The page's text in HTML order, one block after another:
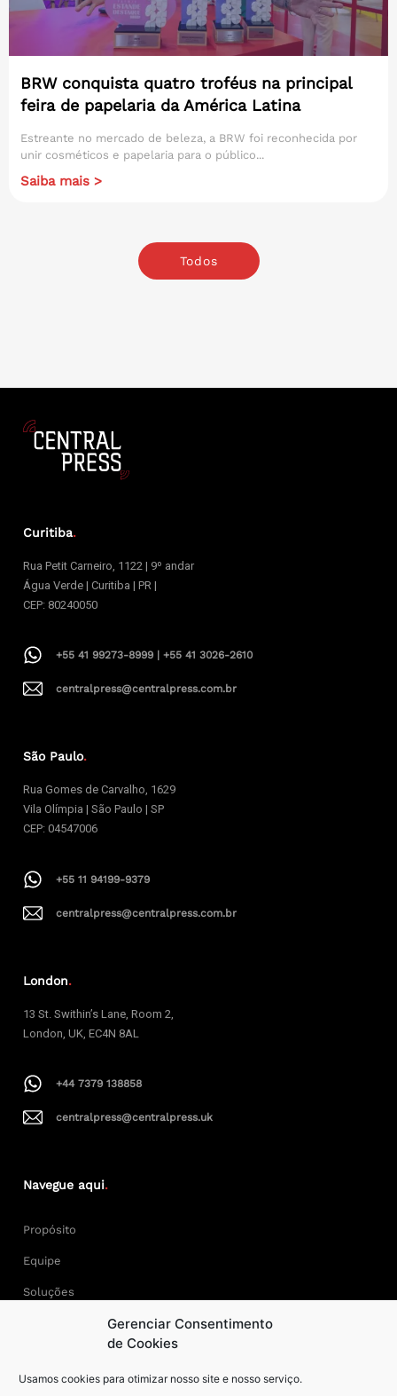
Gerenciar Consentimento
de Cookies
Usamos cookies para otimizar nosso site e nosso serviço.
BRW conquista quatro troféus na principal
feira de papelaria da América Latina
Estreante no mercado de beleza, a BRW foi reconhecida por
unir cosméticos e papelaria para o público...
Saiba mais >
Todos
Curitiba.
Rua Petit Carneiro, 1122 | 9º andar
Água Verde | Curitiba | PR |
CEP: 80240050
+55 41 99273-8999 | +55 41 3026-2610
centralpress@centralpress.com.br
São Paulo.
Rua Gomes de Carvalho, 1629
Vila Olímpia | São Paulo | SP
CEP: 04547006
+55 11 94199-9379
centralpress@centralpress.com.br
London.
13 St. Swithin’s Lane, Room 2,
London, UK, EC4N 8AL
+44 7379 138858
centralpress@centralpress.uk
Navegue aqui.
Propósito
Equipe
Soluções